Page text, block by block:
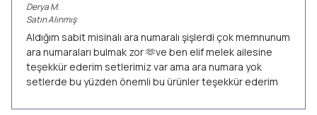
DeryaM.
Satın Alınmış
Aldığım sabit misinalı ara numaralı şişlerdi çok memnunum
ara numaraları bulmak zor 🫶ve ben elif melek ailesine
teşekkür ederim setlerimiz var ama ara numara yok
setlerde bu yüzden önemli bu ürünler teşekkür ederim